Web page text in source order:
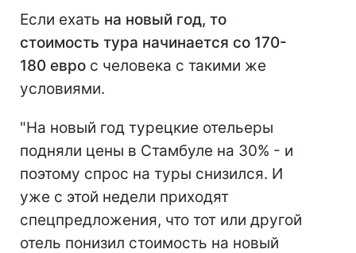
Если ехать на новый год, то
стоимость тура начинается со 170-
180 евро с человека с такими же
условиями.
"На новый год турецкие отельеры
подняли цены в Стамбуле на 30% - и
поэтому спрос на туры снизился. И
уже с этой недели приходят
спецпредложения, что тот или другой
отель понизил стоимость на новый